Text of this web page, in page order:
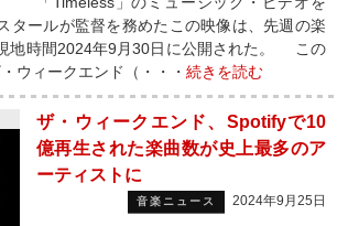
タールが監督を務めたこの映像は、先週の楽
地時間2024年9月30日に公開された。 この
ウィークエンド（・・・ 続きを読む
ザ・ウィークエンド、Spotifyで10
億再生された楽曲数が史上最多のア
ーティストに
音楽ニュース 2024年9月25日